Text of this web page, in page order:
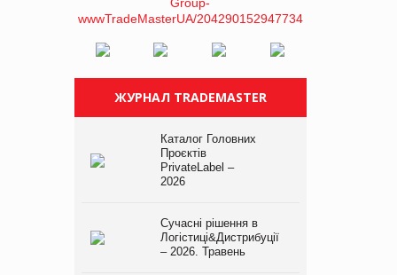
ЖУРНАЛ TRADEMASTER
Каталог Головних
Проєктів
PrivateLabel –
2026
Сучасні рішення в
Логістиці&Дистрибуції
– 2026. Травень